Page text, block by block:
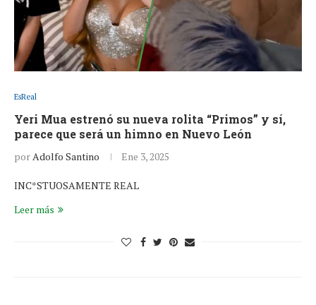
EsReal
Yeri Mua estrenó su nueva rolita “Primos” y sí,
parece que será un himno en Nuevo León
porAdolfo Santino Ene 3, 2025
INC*STUOSAMENTE REAL
Leer más